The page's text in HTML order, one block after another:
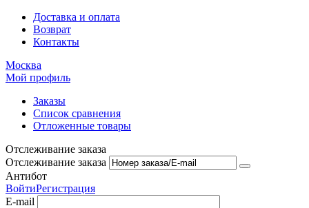
Доставка и оплата
Возврат
Контакты
Москва
Мой профиль
Заказы
Список сравнения
Отложенные товары
Отслеживание заказа
Отслеживание заказа
Антибот
ВойтиРегистрация
E-mail